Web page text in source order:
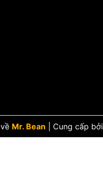
Mr. Bean Cung cấp bởi